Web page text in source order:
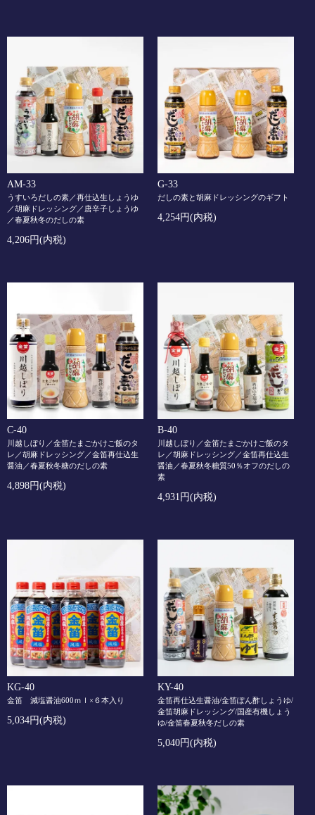
AM-33
うすいろだしの素／再仕込生しょうゆ
／胡麻ドレッシング／唐辛子しょうゆ
／春夏秋冬のだしの素
4,206円(内税)
G-33
だしの素と胡麻ドレッシングのギフト
4,254円(内税)
C-40
川越しぼり／金笛たまごかけご飯のタ
レ／胡麻ドレッシング／金笛再仕込生
醤油／春夏秋冬糖のだしの素
4,898円(内税)
B-40
川越しぼり／金笛たまごかけご飯のタ
レ／胡麻ドレッシング／金笛再仕込生
醤油／春夏秋冬糖質50％オフのだしの
素
4,931円(内税)
KG-40
金笛 減塩醤油600ｍｌ×６本入り
5,034円(内税)
KY-40
金笛再仕込生醤油/金笛ぽん酢しょうゆ/
金笛胡麻ドレッシング/国産有機しょう
ゆ/金笛春夏秋冬だしの素
5,040円(内税)